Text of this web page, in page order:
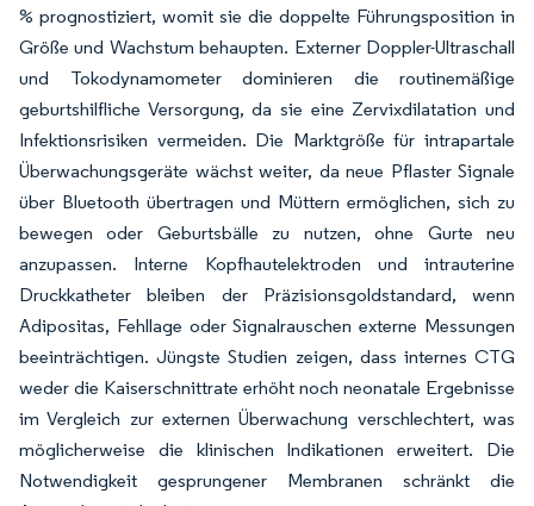
% prognostiziert, womit sie die doppelte Führungsposition in
Größe und Wachstum behaupten. Externer Doppler-Ultraschall
und Tokodynamometer dominieren die routinemäßige
geburtshilfliche Versorgung, da sie eine Zervixdilatation und
Infektionsrisiken vermeiden. Die Marktgröße für intrapartale
Überwachungsgeräte wächst weiter, da neue Pflaster Signale
über Bluetooth übertragen und Müttern ermöglichen, sich zu
bewegen oder Geburtsbälle zu nutzen, ohne Gurte neu
anzupassen. Interne Kopfhautelektroden und intrauterine
Druckkatheter bleiben der Präzisionsgoldstandard, wenn
Adipositas, Fehllage oder Signalrauschen externe Messungen
beeinträchtigen. Jüngste Studien zeigen, dass internes CTG
weder die Kaiserschnittrate erhöht noch neonatale Ergebnisse
im Vergleich zur externen Überwachung verschlechtert, was
möglicherweise die klinischen Indikationen erweitert. Die
Notwendigkeit gesprungener Membranen schränkt die